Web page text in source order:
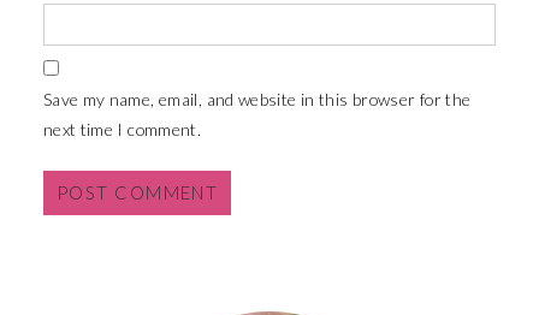
Save my name, email, and website in this browser for the
next time I comment.